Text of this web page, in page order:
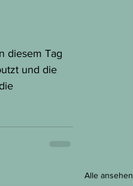
diesem Tag
und die
Alle ansehen